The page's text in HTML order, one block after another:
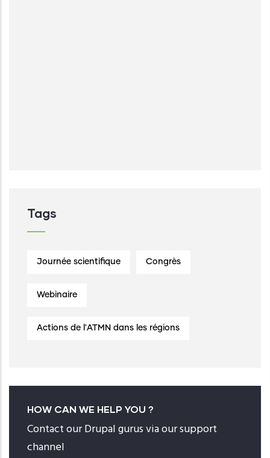
Tags
Journée scientifique Congrès
Webinaire
Actions de l'ATMN dans les régions
HOW CAN WE HELP YOU ?
Contact our Drupal gurus via our support
channel